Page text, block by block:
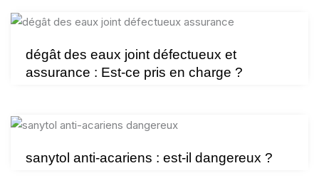
dégât des eaux joint défectueux et
assurance : Est-ce pris en charge ?
sanytol anti-acariens : est-il dangereux ?